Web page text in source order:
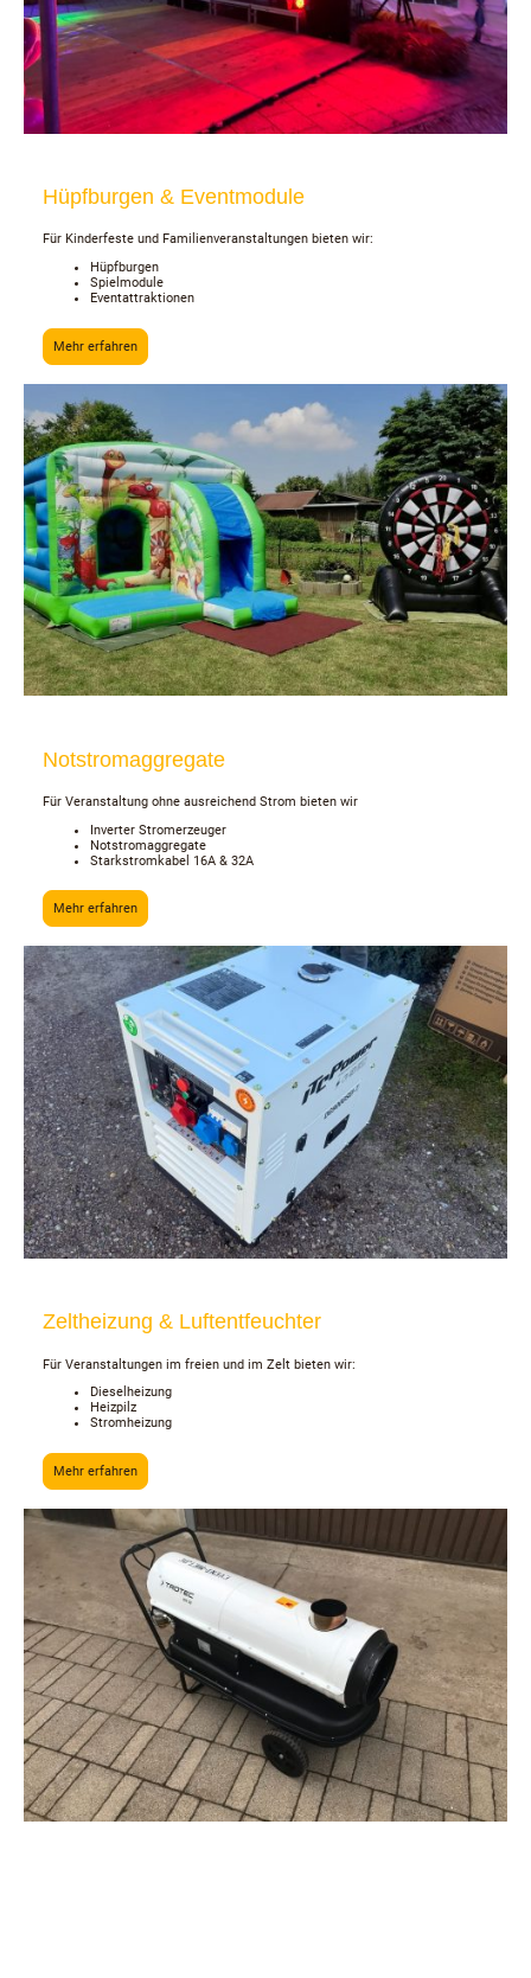
Hüpfburgen & Eventmodule
Für Kinderfeste und Familienveranstaltungen bieten wir:
Hüpfburgen
Spielmodule
Eventattraktionen
Mehr erfahren
Notstromaggregate
Für Veranstaltung ohne ausreichend Strom bieten wir
Inverter Stromerzeuger
Notstromaggregate
Starkstromkabel 16A & 32A
Mehr erfahren
Zeltheizung & Luftentfeuchter
Für Veranstaltungen im freien und im Zelt bieten wir:
Dieselheizung
Heizpilz
Stromheizung
Mehr erfahren